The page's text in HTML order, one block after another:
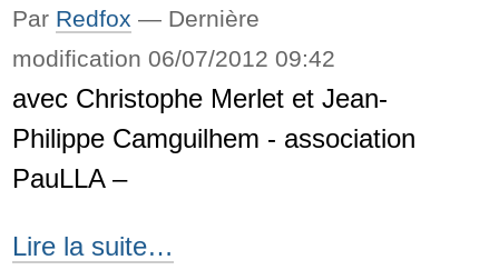
battu
-
Par Redfox — Dernière
modification 06/07/2012 09:42
avec Christophe Merlet et Jean-
Philippe Camguilhem - association
PauLLA –
OpenStreetMap
Lire la suite…